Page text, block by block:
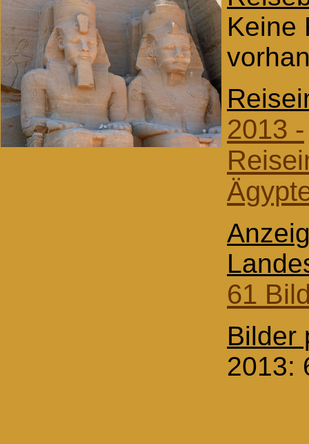
Keine
2013 -
61
Bilder
2013: